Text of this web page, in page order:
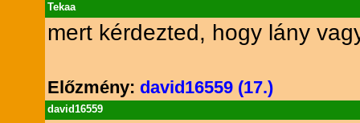
Tekaa
mert kérdezted, hogy lány
Előzmény: david16559 (17.)
david16559